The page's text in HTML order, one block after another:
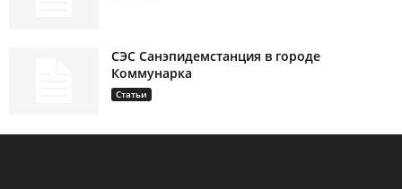
СЭС Санэпидемстанция в городе
Коммунарка
Статьи